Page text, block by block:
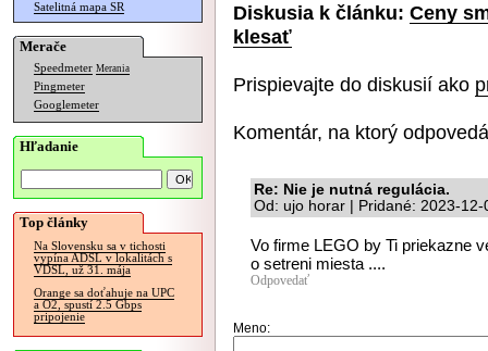
Satelitná mapa SR
Merače
Speedmeter Merania
Pingmeter
Googlemeter
Hľadanie
Top články
Na Slovensku sa v tichosti
vypína ADSL v lokalitách s
VDSL, už 31. mája
Orange sa doťahuje na UPC
a O2, spustí 2.5 Gbps
pripojenie
Diskusia k článku: Ceny
klesať
Prispievajte do diskusií ako
Komentár, na ktorý
Re: Nie je nutná regulácia.
Od: ujo horar | Pridané: 2023-12-
Vo firme LEGO by Ti priekazne
o setreni miesta ....
Odpovedať
Meno: